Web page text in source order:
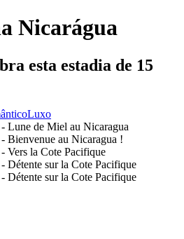
Nicarágua
esta estadia de 15
Luxo